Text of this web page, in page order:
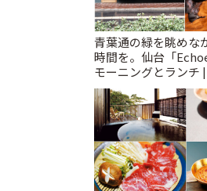
青葉通の緑を眺めな
時間を。仙台「
モーニングとランチ